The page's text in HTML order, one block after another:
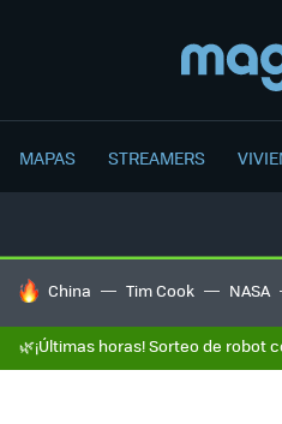
MAPAS STREAMERS
HOY SE HABLA DE
China Tim Cook NASA
🌿¡Últimas horas! Sorteo de robot